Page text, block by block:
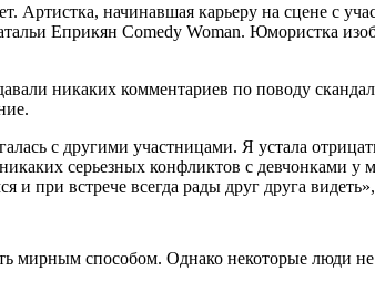
Артистка, начинавшая карьеру на сцене с
Еприкян Comedy Woman. Юмористка
никаких комментариев по поводу
с другими участницами. Я устала
серьезных конфликтов с девчонками у
при встрече всегда рады друг друга
мирным способом. Однако некоторые люди